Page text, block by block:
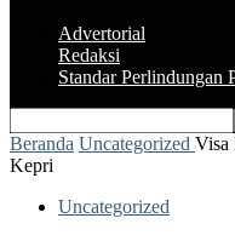
Advertorial
Redaksi
Standar Perlindungan
Beranda Uncategorized Visa
Kepri
Uncategorized